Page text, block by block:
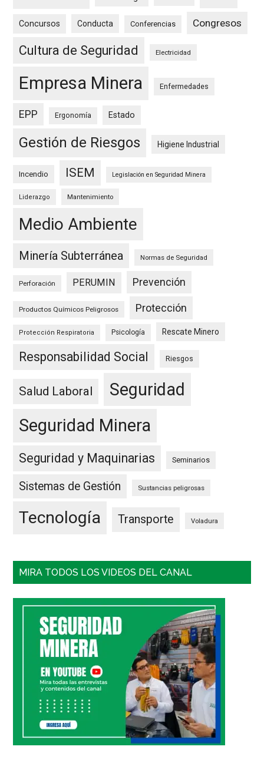
Concursos Conducta Conferencias Congresos
Cultura de Seguridad Electricidad
Empresa Minera Enfermedades
EPP Ergonomía Estado
Gestión de Riesgos Higiene Industrial
Incendio ISEM Legislación en Seguridad Minera
Liderazgo Mantenimiento
Medio Ambiente
Minería Subterránea Normas de Seguridad
Perforación PERUMIN Prevención
Productos Químicos Peligrosos Protección
Protección Respiratoria Psicología Rescate Minero
Responsabilidad Social Riesgos
Salud Laboral
Seguridad
Seguridad Minera
Seguridad y Maquinarias Seminarios
Sistemas de Gestión Sustancias peligrosas
Tecnología Transporte Voladura
MIRA TODOS LOS VIDEOS DEL CANAL